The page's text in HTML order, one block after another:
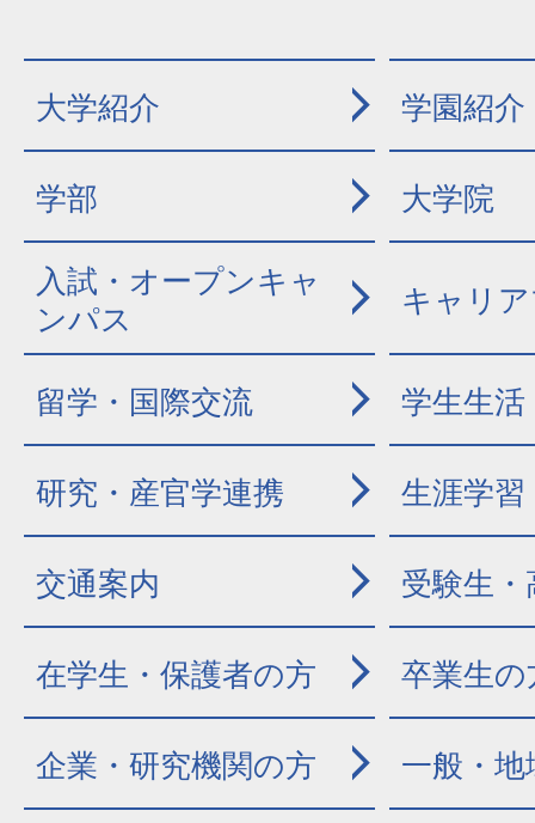
大学紹介 学園紹介
学部 大学院
入試・オープンキャ
ンパス
キャリ
留学・国際交流 学生生活
研究・産官学連携 生涯学習
交通案内 受験生
在学生・保護者の方 卒業生の
企業・研究機関の方 一般・地